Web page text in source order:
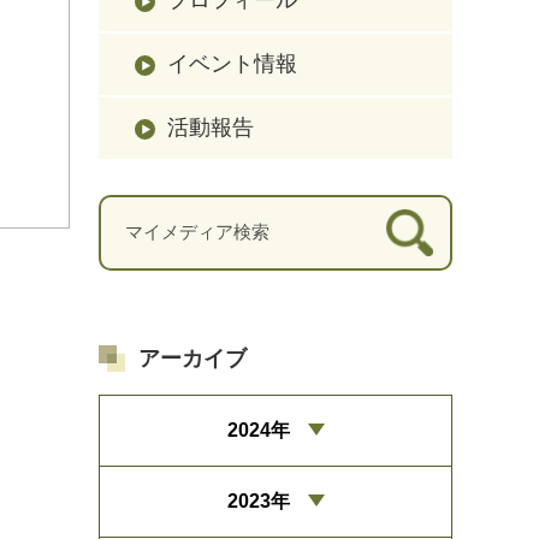
イベント情報
活動報告
アーカイブ
2024年
2023年